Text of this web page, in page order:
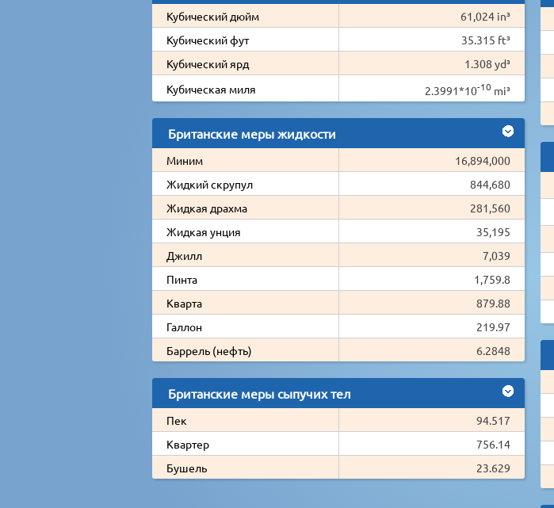
Кубический дюйм
61,024 in³
Кубический фут
35.315 ft³
Кубический ярд
1.308 yd³
Кубическая миля
2.3991*10-10 mi³
Британские меры жидкости
Миним
16,894,000
Жидкий скрупул
844,680
Жидкая драхма
281,560
Жидкая унция
35,195
Джилл
7,039
Пинта
1,759.8
Кварта
879.88
Галлон
219.97
Баррель (нефть)
6.2848
Британские меры сыпучих тел
Пек
94.517
Квартер
756.14
Бушель
23.629